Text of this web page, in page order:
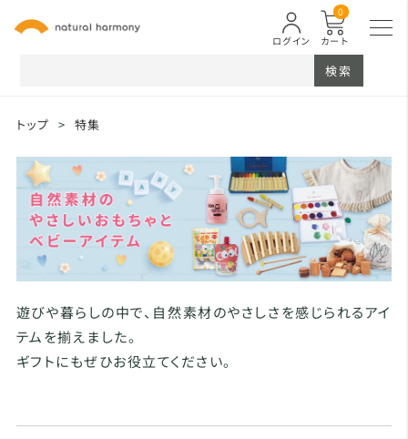
カート
0
ログイン
検索
トップ > 特集
遊びや暮らしの中で、自然素材のやさしさを感じられるアイ
テムを揃えました。
ギフトにもぜひお役立てください。